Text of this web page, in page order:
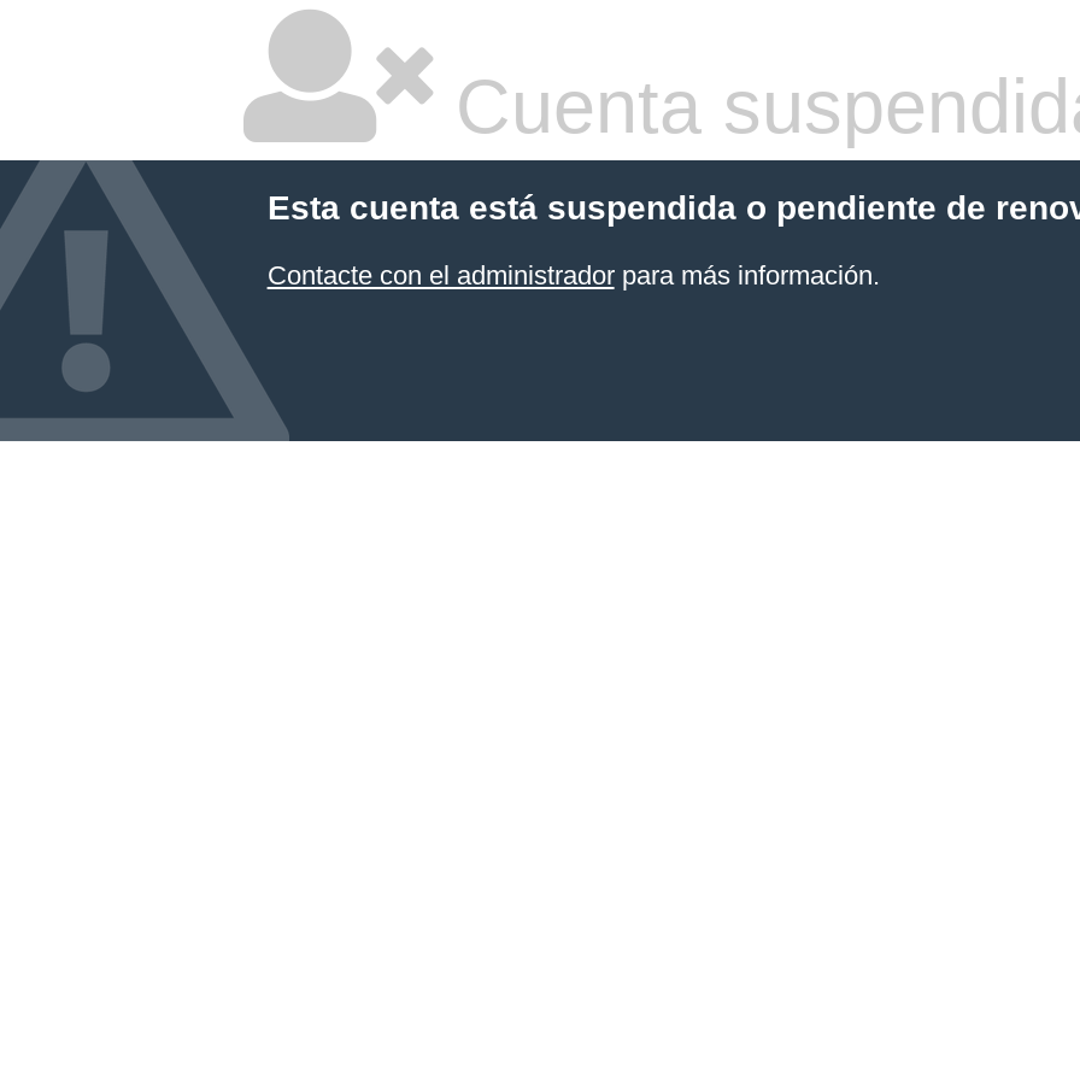
Cuenta
Esta cuenta está suspendida o pendiente de
Contacte con el administradorpara más información.